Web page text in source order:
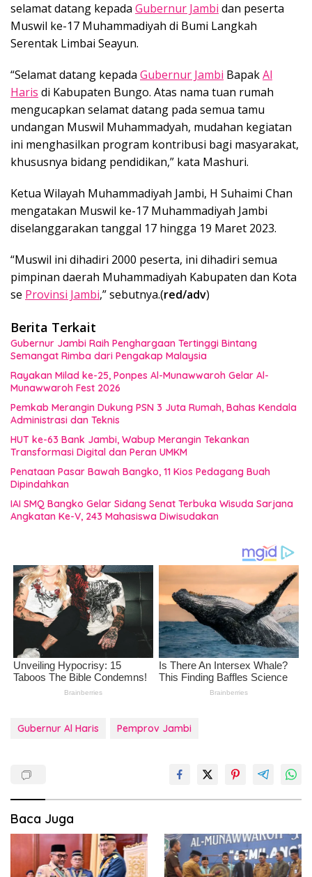
selamat datang kepada Gubernur Jambi dan peserta
Muswil ke-17 Muhammadiyah di Bumi Langkah
Serentak Limbai Seayun.
“Selamat datang kepada Gubernur Jambi BapakAl
Haris di Kabupaten Bungo. Atas nama tuan rumah
mengucapkan selamat datang pada semua tamu
undangan Muswil Muhammadyah, mudahan kegiatan
ini menghasilkan program kontribusi bagi masyarakat,
khususnya bidang pendidikan,” kata Mashuri.
Ketua Wilayah Muhammadiyah Jambi, H Suhaimi Chan
mengatakan Muswil ke-17 Muhammadiyah Jambi
diselanggarakan tanggal 17 hingga 19 Maret 2023.
“Muswil ini dihadiri 2000 peserta, ini dihadiri semua
pimpinan daerah Muhammadiyah Kabupaten dan Kota
se Provinsi Jambi,” sebutnya.(red/adv)
Berita Terkait
Gubernur Jambi Raih Penghargaan Tertinggi Bintang
Semangat Rimba dari Pengakap Malaysia
Rayakan Milad ke-25, Ponpes Al-Munawwaroh Gelar Al-
Munawwaroh Fest 2026
Pemkab Merangin Dukung PSN 3 Juta Rumah, Bahas Kendala
Administrasi dan Teknis
HUT ke-63 Bank Jambi, Wabup Merangin Tekankan
Transformasi Digital dan Peran UMKM
Penataan Pasar Bawah Bangko, 11 Kios Pedagang Buah
Dipindahkan
IAI SMQ Bangko Gelar Sidang Senat Terbuka Wisuda Sarjana
Angkatan Ke-V, 243 Mahasiswa Diwisudakan
Gubernur Al Haris Pemprov Jambi
Baca Juga